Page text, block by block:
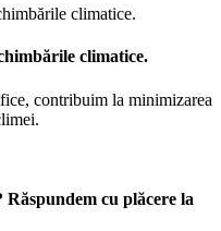
climatice.
contribuim la minimizarea
cu plăcere la